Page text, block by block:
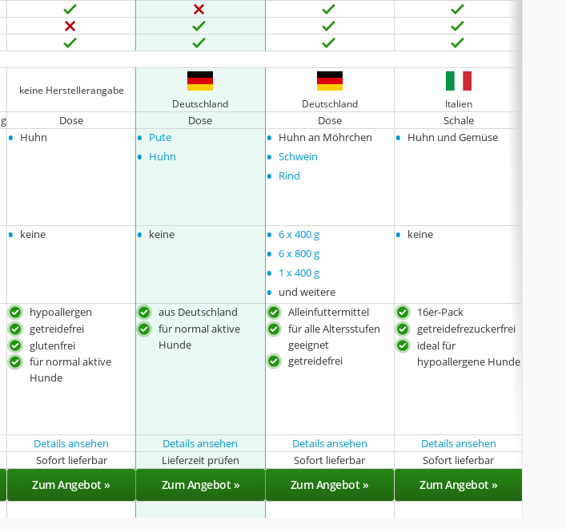
keine Herstellerangabe
Deutschland
Deutschland Italien
Dose Dose Dose Schale
• Huhn • Pute
• Huhn
• Huhn an Möhrchen
• Schwein
• Rind
• Huhn und Gemüse
• keine • keine • 6 x 400 g
• 6 x 800 g
• 1 x 400 g
• und weitere
• keine
hypoallergen
getreidefrei
glutenfrei
für normal aktive
Hunde
aus Deutschland
für normal aktive
Hunde
Alleinfuttermittel
für alle Altersstufen
geeignet
getreidefrei
16er-Pack
getreidefrezuckerfrei
ideal für
hypoallergene Hunde
Details ansehen Details ansehen Details ansehen
Details ansehen
Sofort lieferbar Lieferzeit prüfen Sofort lieferbar Sofort lieferbar
Zum Angebot » Zum Angebot » Zum Angebot » Zum Angebot »